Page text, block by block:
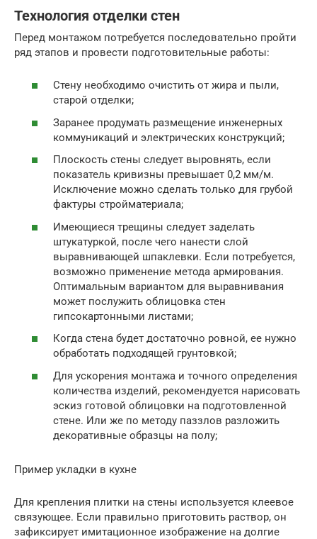
Технология отделки стен
Перед монтажом потребуется последовательно пройти
ряд этапов и провести подготовительные работы:
Стену необходимо очистить от жира и пыли,
старой отделки;
Заранее продумать размещение инженерных
коммуникаций и электрических конструкций;
Плоскость стены следует выровнять, если
показатель кривизны превышает 0,2 мм/м.
Исключение можно сделать только для грубой
фактуры стройматериала;
Имеющиеся трещины следует заделать
штукатуркой, после чего нанести слой
выравнивающей шпаклевки. Если потребуется,
возможно применение метода армирования.
Оптимальным вариантом для выравнивания
может послужить облицовка стен
гипсокартонными листами;
Когда стена будет достаточно ровной, ее нужно
обработать подходящей грунтовкой;
Для ускорения монтажа и точного определения
количества изделий, рекомендуется нарисовать
эскиз готовой облицовки на подготовленной
стене. Или же по методу паззлов разложить
декоративные образцы на полу;
Пример укладки в кухне
Для крепления плитки на стены используется клеевое
связующее. Если правильно приготовить раствор, он
зафиксирует имитационное изображение на долгие